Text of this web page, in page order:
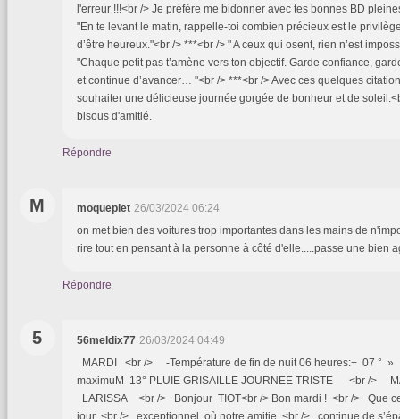
l'erreur !!!<br /> Je préfère me bidonner avec tes bonnes BD
"En te levant le matin, rappelle-toi combien précieux est le
d’être heureux."<br /> ***<br /> " A ceux qui osent, rien n’est
"Chaque petit pas t’amène vers ton objectif. Garde confiance,
et continue d’avancer… "<br /> ***<br /> Avec ces quelques
souhaiter une délicieuse journée gorgée de bonheur et de
bisous d'amitié.
Répondre
M moqueplet 26/03/2024 06:24
on met bien des voitures trop importantes dans les mains de
rire tout en pensant à la personne à côté d'elle.....passe une bien
Répondre
5 56meldix77 26/03/2024 04:49
MARDI <br /> -Température de fin de nuit 06 heures:+ 07 °
maximuM 13° PLUIE GRISAILLE JOURNEE TRISTE <br />
LARISSA <br /> Bonjour TIOT<br /> Bon mardi ! <br /> Que